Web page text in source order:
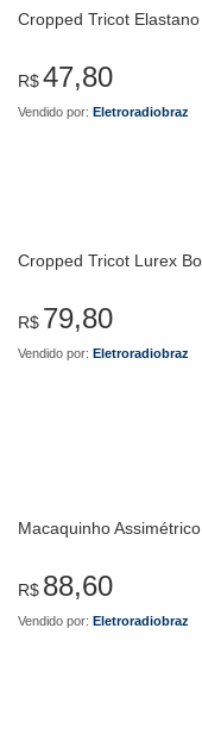
Cropped Tricot
R$47,80
Vendido por: Eletroradiobraz
Cropped Tricot Lurex
R$ 79,80
Vendido por: Eletroradiobraz
Macaquinho
R$ 88,60
Vendido por: Eletroradiobraz